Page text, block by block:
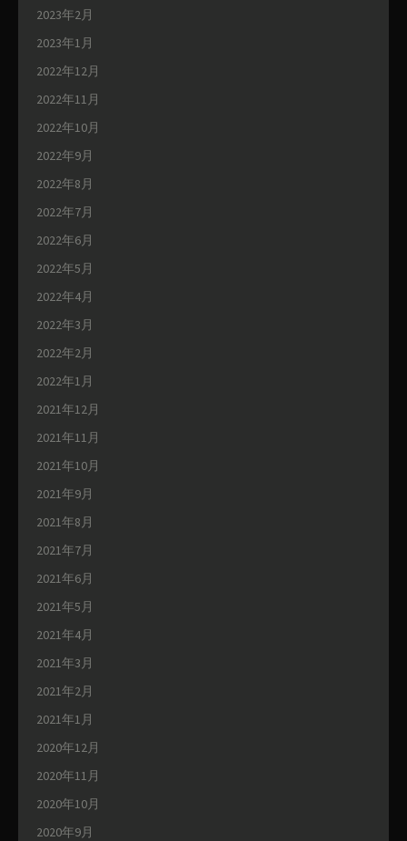
2023年2月
2023年1月
2022年12月
2022年11月
2022年10月
2022年9月
2022年8月
2022年7月
2022年6月
2022年5月
2022年4月
2022年3月
2022年2月
2022年1月
2021年12月
2021年11月
2021年10月
2021年9月
2021年8月
2021年7月
2021年6月
2021年5月
2021年4月
2021年3月
2021年2月
2021年1月
2020年12月
2020年11月
2020年10月
2020年9月